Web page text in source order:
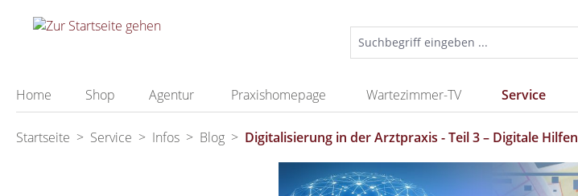
Zur Hauptnavigation springen
Home Shop Agentur Praxishomepage Wartezimmer-TV Service
Startseite > Service > Infos > Blog > Digitalisierung in der Arztpraxis - Teil 3 – Digitale Hilfen